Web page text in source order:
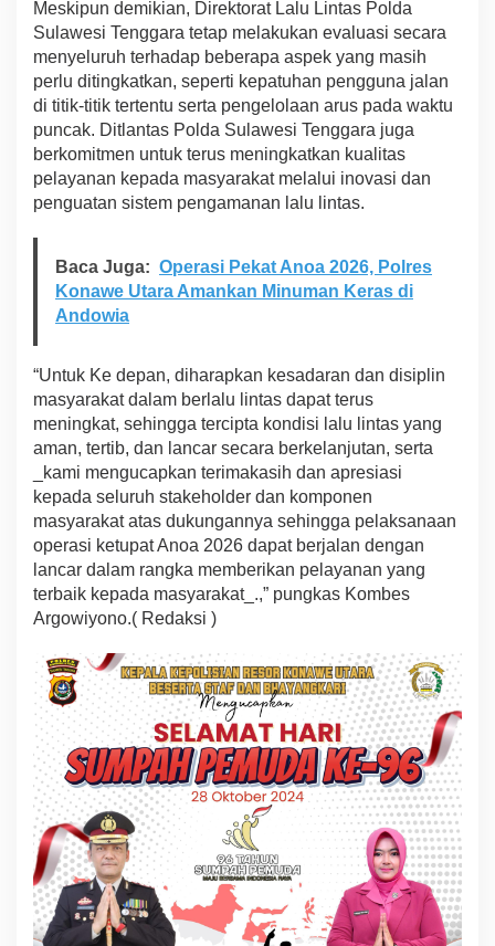
Meskipun demikian, Direktorat Lalu Lintas Polda
Sulawesi Tenggara tetap melakukan evaluasi secara
menyeluruh terhadap beberapa aspek yang masih
perlu ditingkatkan, seperti kepatuhan pengguna jalan
di titik-titik tertentu serta pengelolaan arus pada waktu
puncak. Ditlantas Polda Sulawesi Tenggara juga
berkomitmen untuk terus meningkatkan kualitas
pelayanan kepada masyarakat melalui inovasi dan
penguatan sistem pengamanan lalu lintas.
Baca Juga: Operasi Pekat Anoa 2026, Polres
Konawe Utara Amankan Minuman Keras di
Andowia
“Untuk Ke depan, diharapkan kesadaran dan disiplin
masyarakat dalam berlalu lintas dapat terus
meningkat, sehingga tercipta kondisi lalu lintas yang
aman, tertib, dan lancar secara berkelanjutan, serta
_kami mengucapkan terimakasih dan apresiasi
kepada seluruh stakeholder dan komponen
masyarakat atas dukungannya sehingga pelaksanaan
operasi ketupat Anoa 2026 dapat berjalan dengan
lancar dalam rangka memberikan pelayanan yang
terbaik kepada masyarakat_.,” pungkas Kombes
Argowiyono.( Redaksi )